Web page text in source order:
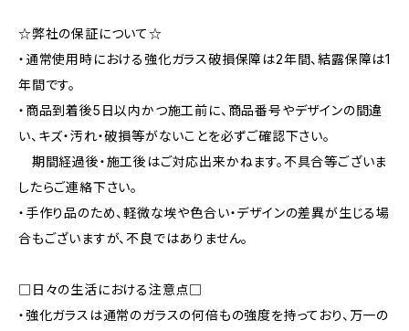
☆弊社の保証について☆
・通常使用時における強化ガラス破損保障は2年間、結露保障は1
年間です。
・商品到着後5日以内かつ施工前に、商品番号やデザインの間違
い、キズ・汚れ・破損等がないことを必ずご確認下さい。
期間経過後・施工後はご対応出来かねます。不具合等ございま
したらご連絡下さい。
・手作り品のため、軽微な埃や色合い・デザインの差異が生じる場
合もございますが、不良ではありません。
□日々の生活における注意点□
・強化ガラスは通常のガラスの何倍もの強度を持っており、万一の